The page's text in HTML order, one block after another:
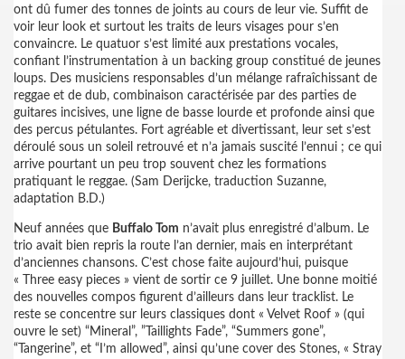
ont dû fumer des tonnes de joints au cours de leur vie. Suffit de
voir leur look et surtout les traits de leurs visages pour s’en
convaincre. Le quatuor s’est limité aux prestations vocales,
confiant l’instrumentation à un backing group constitué de jeunes
loups. Des musiciens responsables d’un mélange rafraîchissant de
reggae et de dub, combinaison caractérisée par des parties de
guitares incisives, une ligne de basse lourde et profonde ainsi que
des percus pétulantes. Fort agréable et divertissant, leur set s’est
déroulé sous un soleil retrouvé et n’a jamais suscité l’ennui ; ce qui
arrive pourtant un peu trop souvent chez les formations
pratiquant le reggae. (Sam Derijcke, traduction Suzanne,
adaptation B.D.)
Neuf années que Buffalo Tom n’avait plus enregistré d’album. Le
trio avait bien repris la route l’an dernier, mais en interprétant
d’anciennes chansons. C’est chose faite aujourd’hui, puisque
« Three easy pieces » vient de sortir ce 9 juillet. Une bonne moitié
des nouvelles compos figurent d’ailleurs dans leur tracklist. Le
reste se concentre sur leurs classiques dont « Velvet Roof » (qui
ouvre le set) “Mineral”, ”Taillights Fade”, “Summers gone”,
“Tangerine”, et “I’m allowed”, ainsi qu’une cover des Stones, « Stray